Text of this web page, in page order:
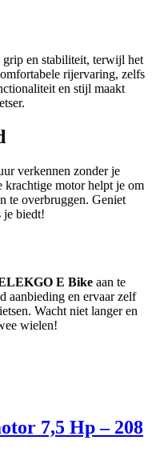
grip en stabiliteit, terwijl het
rijervaring, zelfs
en stijl maakt
verkennen zonder je
krachtige motor helpt je om
te overbruggen. Geniet
je biedt!
E Bike aan te
aanbieding en ervaar zelf
Wacht niet langer en
wielen!
7,5 Hp – 208